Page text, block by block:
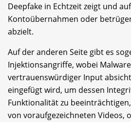
Deepfake in Echtzeit zeigt und
Kontoübernahmen oder
abzielt.
Auf der anderen Seite gibt es
Injektionsangriffe, wobei
vertrauenswürdiger Input
eingefügt wird, um dessen
Funktionalität zu
von voraufgezeichneten Videos,